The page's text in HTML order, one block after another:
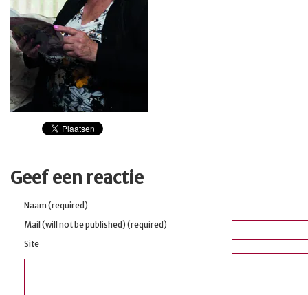
Geef een reactie
Naam (required)
Mail (will not be published) (required)
Site